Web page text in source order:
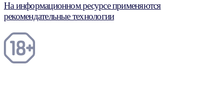
На информационном ресурсе применяются
рекомендательные технологии